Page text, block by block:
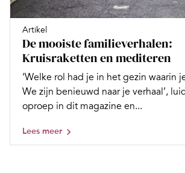
Artikel
De mooiste familieverhalen:
Kruisraketten en mediteren
‘Welke rol had je in het gezin waarin
We zijn benieuwd naar je verhaal’,
oproep in dit magazine en...
Lees meer